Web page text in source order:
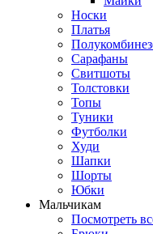
Носки
Платья
Сарафаны
Свитшоты
Толстовки
Топы
Туники
Футболки
Худи
Шапки
Шорты
Юбки
Мальчикам
Посмотреть